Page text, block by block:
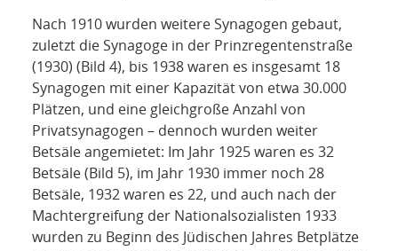
Nach 1910 wurden weitere Synagogen gebaut,
zuletzt die Synagoge in der Prinzregentenstraße
(1930) (Bild 4), bis 1938 waren es insgesamt 18
Synagogen mit einer Kapazität von etwa 30.000
Plätzen, und eine gleichgroße Anzahl von
Privatsynagogen – dennoch wurden weiter
Betsäle angemietet: Im Jahr 1925 waren es 32
Betsäle (Bild 5), im Jahr 1930 immer noch 28
Betsäle, 1932 waren es 22, und auch nach der
Machtergreifung der Nationalsozialisten 1933
wurden zu Beginn des Jüdischen Jahres Betplätze